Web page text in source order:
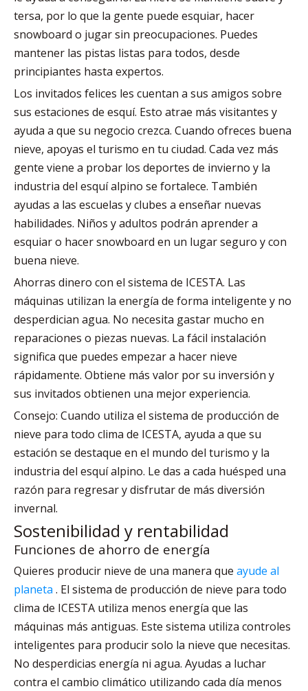
tersa, por lo que la gente puede esquiar, hacer
snowboard o jugar sin preocupaciones. Puedes
mantener las pistas listas para todos, desde
principiantes hasta expertos.
Los invitados felices les cuentan a sus amigos sobre
sus estaciones de esquí. Esto atrae más visitantes y
ayuda a que su negocio crezca. Cuando ofreces buena
nieve, apoyas el turismo en tu ciudad. Cada vez más
gente viene a probar los deportes de invierno y la
industria del esquí alpino se fortalece. También
ayudas a las escuelas y clubes a enseñar nuevas
habilidades. Niños y adultos podrán aprender a
esquiar o hacer snowboard en un lugar seguro y con
buena nieve.
Ahorras dinero con el sistema de ICESTA. Las
máquinas utilizan la energía de forma inteligente y no
desperdician agua. No necesita gastar mucho en
reparaciones o piezas nuevas. La fácil instalación
significa que puedes empezar a hacer nieve
rápidamente. Obtiene más valor por su inversión y
sus invitados obtienen una mejor experiencia.
Consejo: Cuando utiliza el sistema de producción de
nieve para todo clima de ICESTA, ayuda a que su
estación se destaque en el mundo del turismo y la
industria del esquí alpino. Le das a cada huésped una
razón para regresar y disfrutar de más diversión
invernal.
Sostenibilidad y rentabilidad
Funciones de ahorro de energía
Quieres producir nieve de una manera que ayude al
planeta . El sistema de producción de nieve para todo
clima de ICESTA utiliza menos energía que las
máquinas más antiguas. Este sistema utiliza controles
inteligentes para producir solo la nieve que necesitas.
No desperdicias energía ni agua. Ayudas a luchar
contra el cambio climático utilizando cada día menos